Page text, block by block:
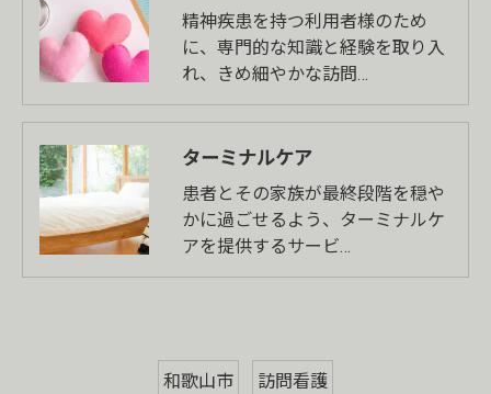
精神疾患を持つ利用者様のため
に、専門的な知識と経験を取り入
れ、きめ細やかな訪問…
ターミナルケア
患者とその家族が最終段階を穏や
かに過ごせるよう、ターミナルケ
アを提供するサービ…
和歌山市 訪問看護